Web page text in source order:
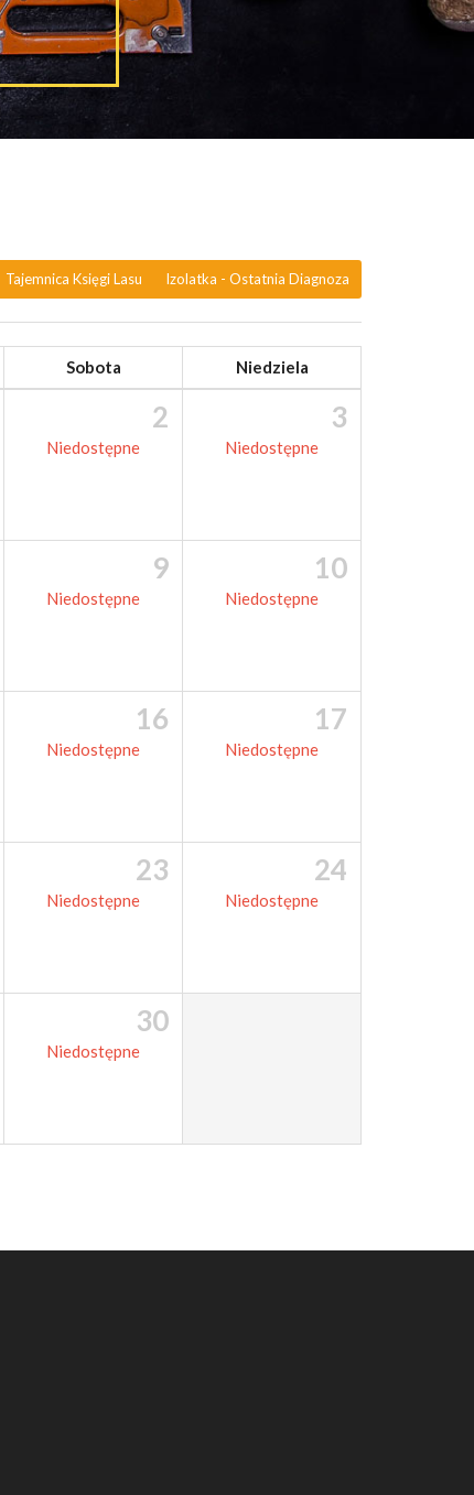
Tajemnica Księgi Lasu Izolatka - Ostatnia Diagnoza
Sobota Niedziela
2
Niedostępne
3
Niedostępne
9
Niedostępne
10
Niedostępne
16
Niedostępne
17
Niedostępne
23
Niedostępne
24
Niedostępne
30
Niedostępne